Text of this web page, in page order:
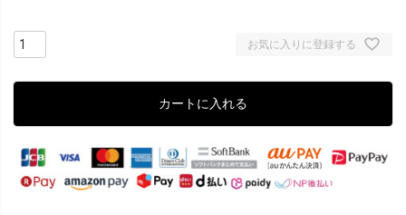
お気に入りに登録する
カートに入れる